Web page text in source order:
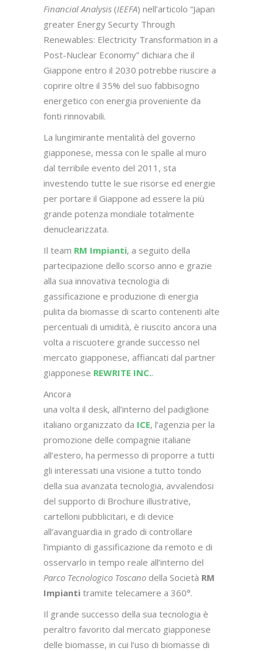
Financial Analysis (IEEFA) nell’articolo “Japan
greater Energy Securty Through
Renewables: Electricity Transformation in a
Post-Nuclear Economy” dichiara che il
Giappone entro il 2030 potrebbe riuscire a
coprire oltre il 35% del suo fabbisogno
energetico con energia proveniente da
fonti rinnovabili.
La lungimirante mentalità del governo
giapponese, messa con le spalle al muro
dal terribile evento del 2011, sta
investendo tutte le sue risorse ed energie
per portare il Giappone ad essere la più
grande potenza mondiale totalmente
denuclearizzata.
Il team RM Impianti, a seguito della
partecipazione dello scorso anno e grazie
alla sua innovativa tecnologia di
gassificazione e produzione di energia
pulita da biomasse di scarto contenenti alte
percentuali di umidità, è riuscito ancora una
volta a riscuotere grande successo nel
mercato giapponese, affiancati dal partner
giapponese REWRITE INC..
Ancora
una volta il desk, all’interno del padiglione
italiano organizzato da ICE, l’agenzia per la
promozione delle compagnie italiane
all’estero, ha permesso di proporre a tutti
gli interessati una visione a tutto tondo
della sua avanzata tecnologia, avvalendosi
del supporto di Brochure illustrative,
cartelloni pubblicitari, e di device
all’avanguardia in grado di controllare
l’impianto di gassificazione da remoto e di
osservarlo in tempo reale all’interno del
Parco Tecnologico Toscano della Società RM
Impianti tramite telecamere a 360°.
Il grande successo della sua tecnologia è
peraltro favorito dal mercato giapponese
delle biomasse, in cui l’uso di biomasse di